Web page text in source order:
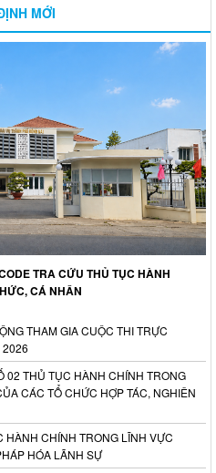
MỚI
TRA CỨU THỦ TỤC HÀNH
CÁ NHÂN
THAM GIA CUỘC THI TRỰC
2026
02 THỦ TỤC HÀNH CHÍNH TRONG
CÁC TỔ CHỨC HỢP TÁC, NGHIÊN
HÀNH CHÍNH TRONG LĨNH VỰC
HÓA LÃNH SỰ